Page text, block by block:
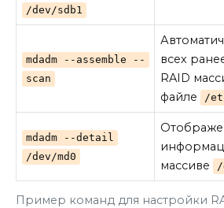
Пример команд для настройки
/dev/sdb1
mdadm --assemble --
scan
всех
RAID
файле
/
mdadm --detail
/dev/md0
массиве
/